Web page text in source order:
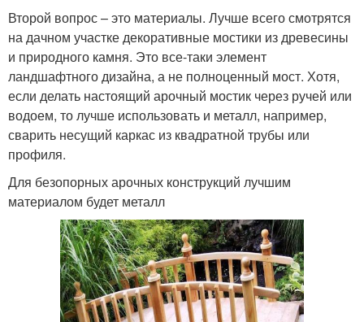
Мостик с прямым Кованый мостик
Мостик для сада Готовые мостики
Арочный мостик
Второй вопрос – это материалы. Лучше всего смотрятся
на дачном участке декоративные мостики из древесины
и природного камня. Это все-таки элемент
ландшафтного дизайна, а не полноценный мост. Хотя,
если делать настоящий арочный мостик через ручей или
водоем, то лучше использовать и металл, например,
сварить несущий каркас из квадратной трубы или
профиля.
Для безопорных арочных конструкций лучшим
материалом будет металл